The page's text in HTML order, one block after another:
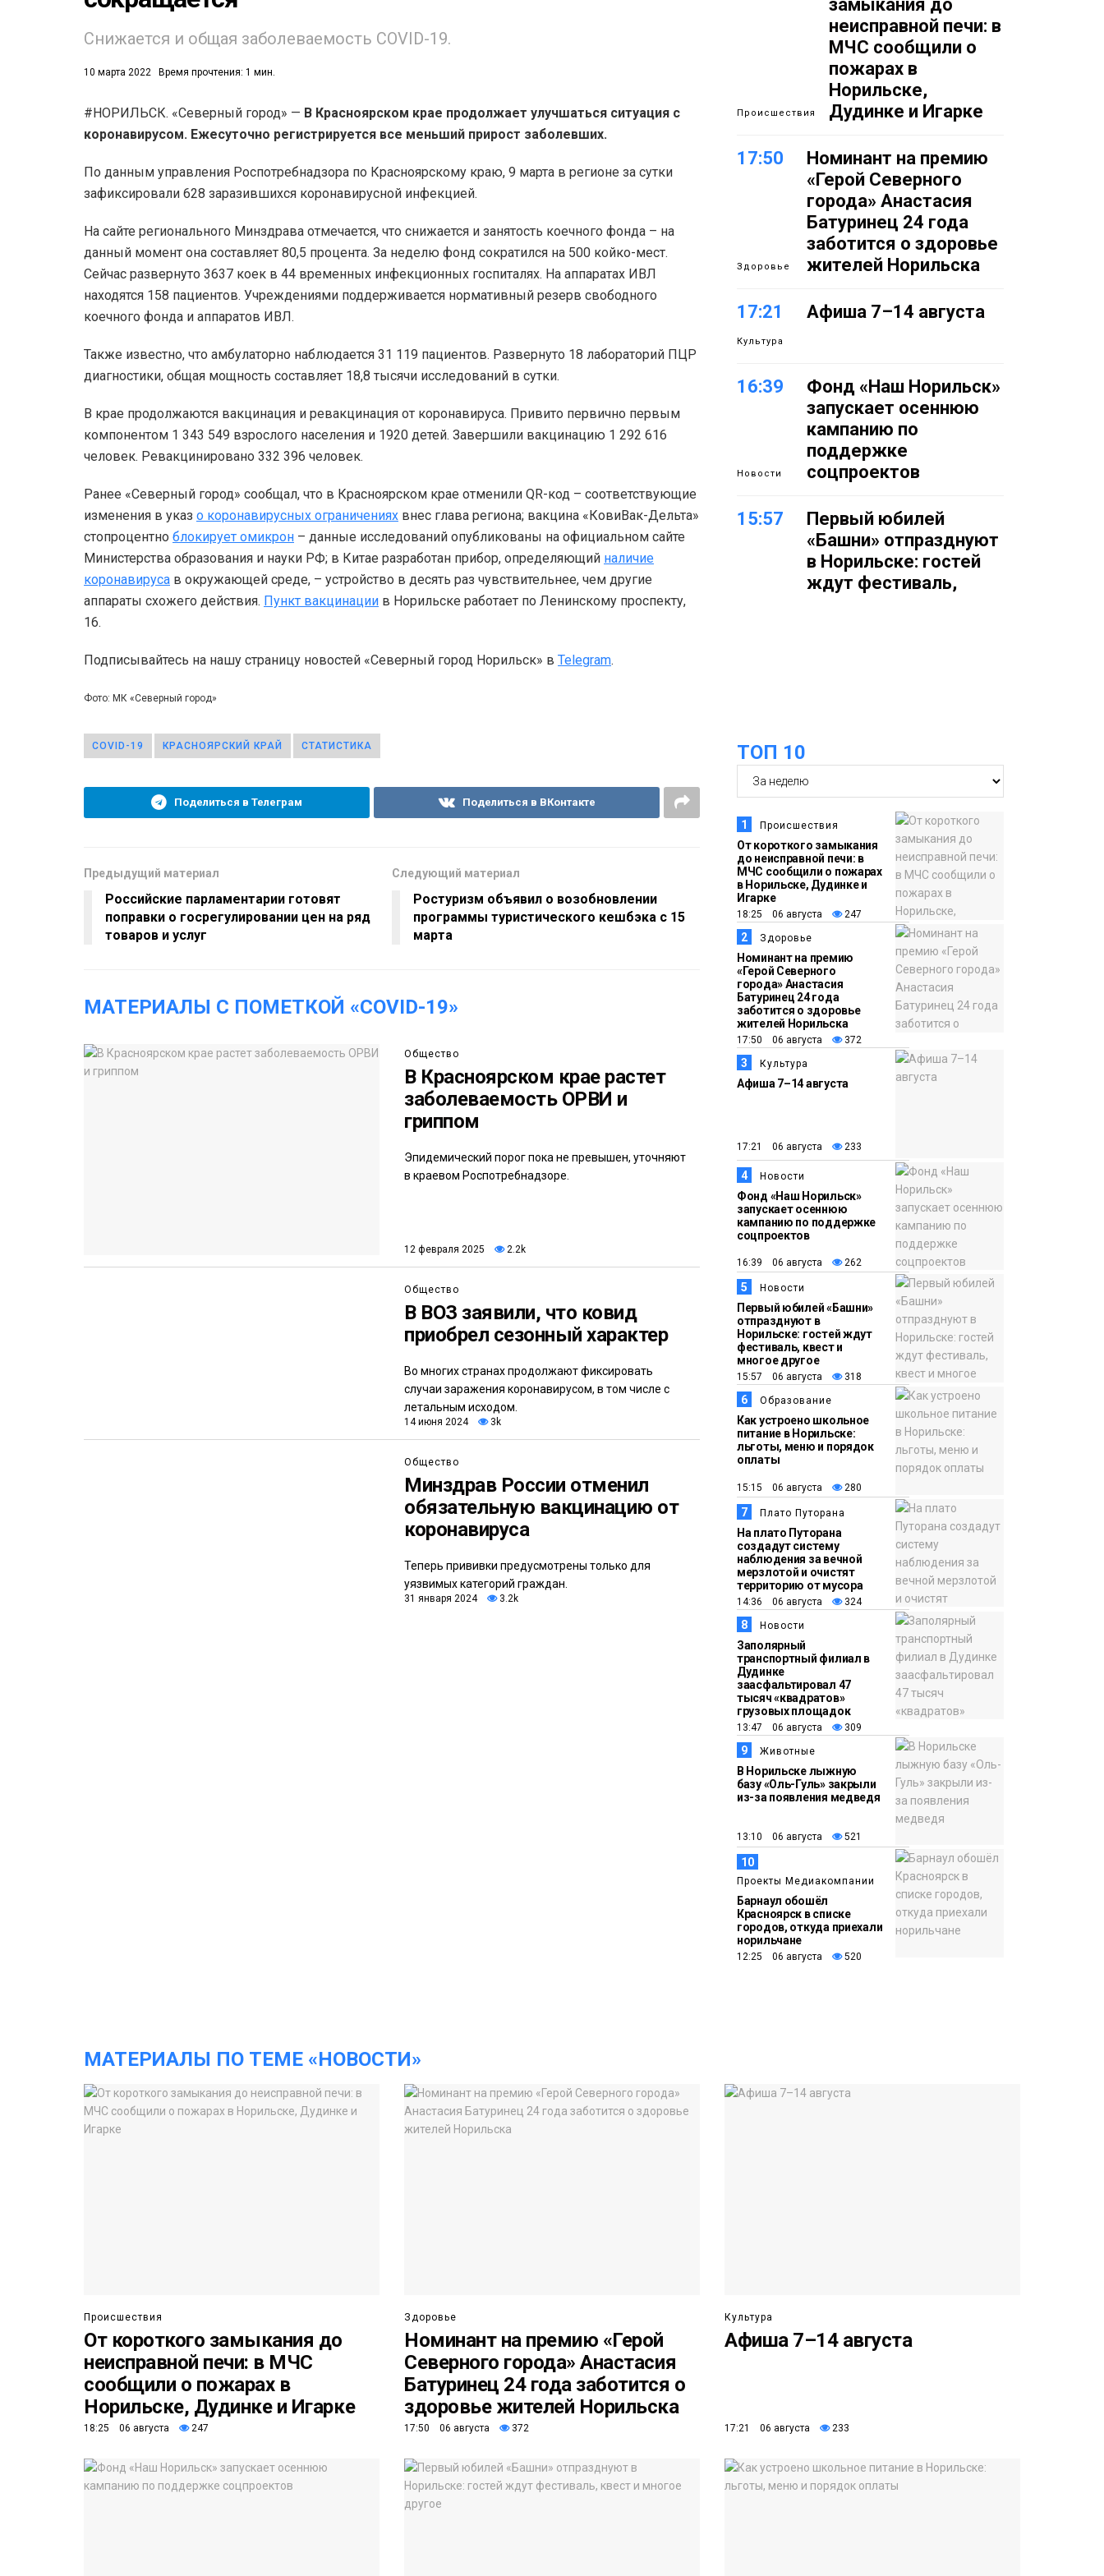
Снижается и общая заболеваемость COVID-19.
10 марта 2022 Время прочтения: 1 мин.
#НОРИЛЬСК. «Северный город» — В Красноярском крае продолжает улучшаться ситуация с
коронавирусом. Ежесуточно регистрируется все меньший прирост заболевших.
По данным управления Роспотребнадзора по Красноярскому краю, 9 марта в регионе за сутки
зафиксировали 628 заразившихся коронавирусной инфекцией.
На сайте регионального Минздрава отмечается, что снижается и занятость коечного фонда – на
данный момент она составляет 80,5 процента. За неделю фонд сократился на 500 койко-мест.
Сейчас развернуто 3637 коек в 44 временных инфекционных госпиталях. На аппаратах ИВЛ
находятся 158 пациентов. Учреждениями поддерживается нормативный резерв свободного
коечного фонда и аппаратов ИВЛ.
Также известно, что амбулаторно наблюдается 31 119 пациентов. Развернуто 18 лабораторий ПЦР
диагностики, общая мощность составляет 18,8 тысячи исследований в сутки.
В крае продолжаются вакцинация и ревакцинация от коронавируса. Привито первично первым
компонентом 1 343 549 взрослого населения и 1920 детей. Завершили вакцинацию 1 292 616
человек. Ревакцинировано 332 396 человек.
Ранее «Северный город» сообщал, что в Красноярском крае отменили QR-код – соответствующие
изменения в указ о коронавирусных ограничениях внес глава региона; вакцина «КовиВак-Дельта»
стопроцентно блокирует омикрон – данные исследований опубликованы на официальном сайте
Министерства образования и науки РФ; в Китае разработан прибор, определяющий наличие
коронавируса в окружающей среде, – устройство в десять раз чувствительнее, чем другие
аппараты схожего действия. Пункт вакцинации в Норильске работает по Ленинскому проспекту,
16.
Подписывайтесь на нашу страницу новостей «Северный город Норильск» в Telegram.
Фото: МК «Северный город»
COVID-19 КРАСНОЯРСКИЙ КРАЙ СТАТИСТИКА
Поделиться в Телеграм Поделиться в ВКонтакте
Предыдущий материал
Российские парламентарии готовят
поправки о госрегулировании цен на ряд
товаров и услуг
Следующий материал
Ростуризм объявил о возобновлении
программы туристического кешбэка с 15
марта
МАТЕРИАЛЫ С ПОМЕТКОЙ «COVID-19»
Общество
В Красноярском крае растет
заболеваемость ОРВИ и
гриппом
Эпидемический порог пока не превышен, уточняют
в краевом Роспотребнадзоре.
12 февраля 2025 2.2k
Общество
В ВОЗ заявили, что ковид
приобрел сезонный характер
Во многих странах продолжают фиксировать
случаи заражения коронавирусом, в том числе с
летальным исходом.
14 июня 2024 3k
Общество
Минздрав России отменил
обязательную вакцинацию от
коронавируса
Теперь прививки предусмотрены только для
уязвимых категорий граждан.
31 января 2024 3.2k
Происшествия
замыкания до
неисправной печи: в
МЧС сообщили о
пожарах в
Норильске,
Дудинке и Игарке
17:50
Здоровье
Номинант на премию
«Герой Северного
города» Анастасия
Батуринец 24 года
заботится о здоровье
жителей Норильска
17:21
Культура
Афиша 7–14 августа
16:39
Новости
Фонд «Наш Норильск»
запускает осеннюю
кампанию по
поддержке
соцпроектов
15:57
Первый юбилей
«Башни» отпразднуют
в Норильске: гостей
ждут фестиваль,
14:36
Плато
Путорана
На плато Путорана
создадут систему
наблюдения за вечной
мерзлотой и очистят
территорию от мусора
13:47
Новости
Заполярный
транспортный филиал
в Дудинке
заасфальтировал 47
тысяч «квадратов»
грузовых площадок
13:10
В Норильске лыжную
базу «Оль-Гуль»
12:25
Медиакомпании
Барнаул обошёл
Красноярск в
списке городов,
откуда приехали
норильчане
ТОП 10
1 Происшествия
От короткого замыкания
до неисправной печи: в
МЧС сообщили о пожарах
в Норильске, Дудинке и
Игарке
18:25 06 августа 247
2 Здоровье
Номинант на премию
«Герой Северного
города» Анастасия
Батуринец 24 года
заботится о здоровье
жителей Норильска
17:50 06 августа 372
3 Культура
Афиша 7–14 августа
17:21 06 августа 233
4 Новости
Фонд «Наш Норильск»
запускает осеннюю
кампанию по поддержке
соцпроектов
16:39 06 августа 262
5 Новости
Первый юбилей «Башни»
отпразднуют в
Норильске: гостей ждут
фестиваль, квест и
многое другое
15:57 06 августа 318
6 Образование
Как устроено школьное
питание в Норильске:
льготы, меню и порядок
оплаты
15:15 06 августа 280
7 Плато Путорана
На плато Путорана
создадут систему
наблюдения за вечной
мерзлотой и очистят
территорию от мусора
14:36 06 августа 324
8 Новости
Заполярный
транспортный филиал в
Дудинке
заасфальтировал 47
тысяч «квадратов»
грузовых площадок
13:47 06 августа 309
9 Животные
В Норильске лыжную
базу «Оль-Гуль» закрыли
из-за появления медведя
13:10 06 августа 521
10
Проекты Медиакомпании
Барнаул обошёл
Красноярск в списке
городов, откуда приехали
норильчане
12:25 06 августа 520
МАТЕРИАЛЫ ПО ТЕМЕ «НОВОСТИ»
Происшествия
От короткого замыкания до
неисправной печи: в МЧС
сообщили о пожарах в
Норильске, Дудинке и Игарке
18:25 06 августа 247
Здоровье
Номинант на премию «Герой
Северного города» Анастасия
Батуринец 24 года заботится о
здоровье жителей Норильска
17:50 06 августа 372
Культура
Афиша 7–14 августа
17:21 06 августа 233